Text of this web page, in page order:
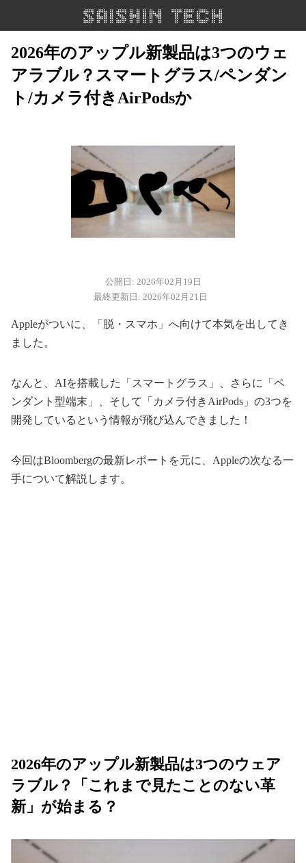
2026年のアップル新製品は3つのウェ
アラブル？スマートグラス/ペンダン
ト/カメラ付きAirPodsか
公開日: 2026年02月19日
最終更新日: 2026年02月21日
Appleがついに、「脱・スマホ」へ向けて本気を出してき
ました。
なんと、AIを搭載した「スマートグラス」、さらに「ペ
ンダント型端末」、そして「カメラ付きAirPods」の3つを
開発しているという情報が飛び込んできました！
今回はBloombergの最新レポートを元に、Appleの次なる一
手について解説します。
2026年のアップル新製品は3つのウェア
ラブル？「これまで見たことのない革
新」が始まる？